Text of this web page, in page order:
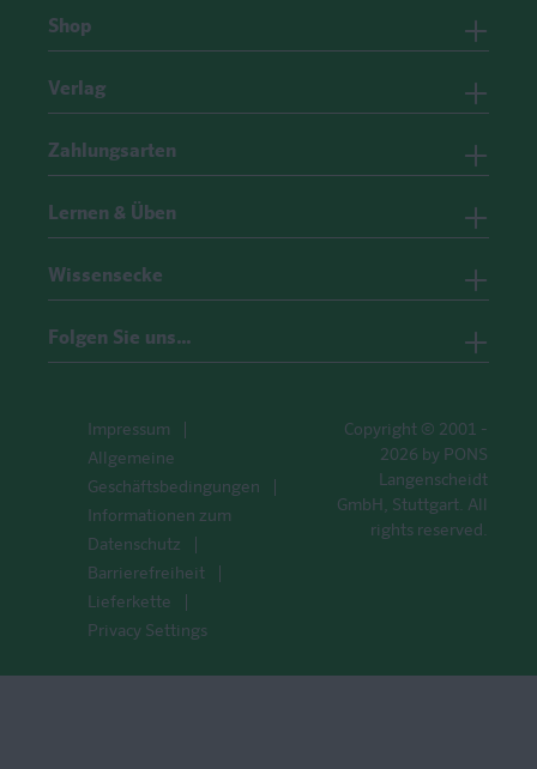
Shop
Verlag
Zahlungsarten
Lernen & Üben
Wissensecke
Folgen Sie uns…
Impressum
Allgemeine
Geschäftsbedingungen
Informationen zum
Datenschutz
Barrierefreiheit
Lieferkette
Privacy Settings
Copyright © 2001 -
2026 by PONS
Langenscheidt
GmbH, Stuttgart. All
rights reserved.